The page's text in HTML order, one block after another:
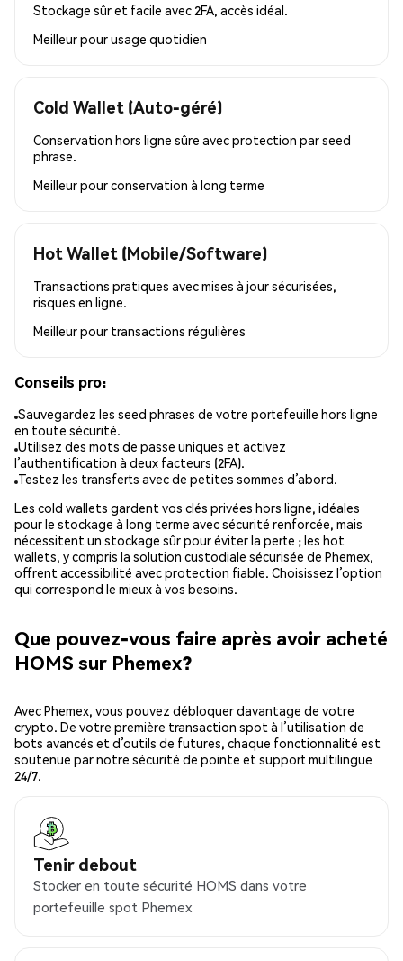
Stockage sûr et facile avec 2FA, accès idéal.
Meilleur pourusage quotidien
Cold Wallet (Auto-géré)
Conservation hors ligne sûre avec protection par seed
phrase.
Meilleur pourconservation à long terme
Hot Wallet (Mobile/Software)
Transactions pratiques avec mises à jour sécurisées,
risques en ligne.
Meilleur pour transactions régulières
Conseils pro:
Sauvegardez les seed phrases de votre portefeuille hors ligne
en toute sécurité.
Utilisez des mots de passe uniques et activez
l’authentification à deux facteurs (2FA).
Testez les transferts avec de petites sommes d’abord.
Les cold wallets gardent vos clés privées hors ligne, idéales
pour le stockage à long terme avec sécurité renforcée, mais
nécessitent un stockage sûr pour éviter la perte ; les hot
wallets, y compris la solution custodiale sécurisée de Phemex,
offrent accessibilité avec protection fiable. Choisissez l’option
qui correspond le mieux à vos besoins.
Que pouvez-vous faire après avoir acheté
HOMS sur Phemex?
Avec Phemex, vous pouvez débloquer davantage de votre
crypto. De votre première transaction spot à l’utilisation de
bots avancés et d’outils de futures, chaque fonctionnalité est
soutenue par notre sécurité de pointe et support multilingue
24/7.
Tenir debout
Stocker en toute sécurité HOMS dans votre
portefeuille spot Phemex